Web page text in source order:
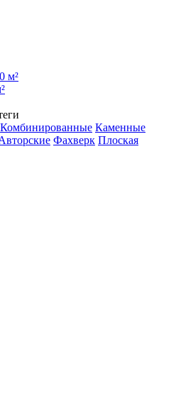
м²
Комбинированные Каменные
Фахверк Плоская